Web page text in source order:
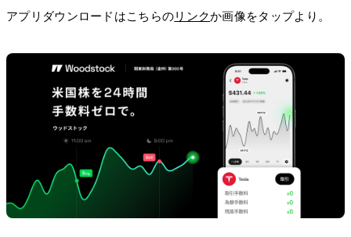
アプリダウンロードはこちらのリンクか画像をタップより。